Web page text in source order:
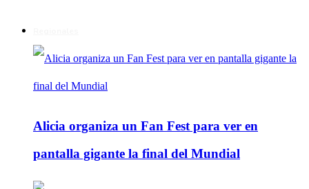
Alicia organiza un Fan Fest para ver en
pantalla gigante la final del Mundial